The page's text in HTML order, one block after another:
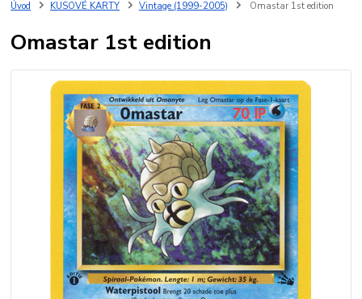
Úvod KUSOVÉ KARTY Vintage (1999-2005) Omastar 1st edition
Omastar 1st edition